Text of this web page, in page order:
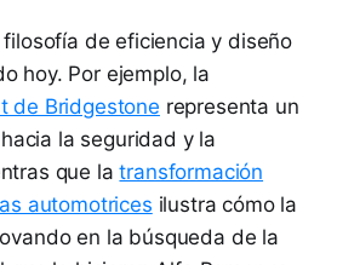
de eficiencia y diseño
hoy. Por ejemplo, la
de Bridgestone representa un
la seguridad y la
que latransformación
automotrices ilustra cómo la
en la búsqueda de la